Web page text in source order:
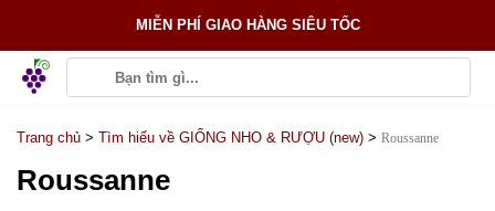
MIỄN PHÍ GIAO HÀNG SIÊU TỐC
Trang chủ > Tìm hiểu về GIỐNG NHO & RƯỢU (new) > Roussanne
Roussanne